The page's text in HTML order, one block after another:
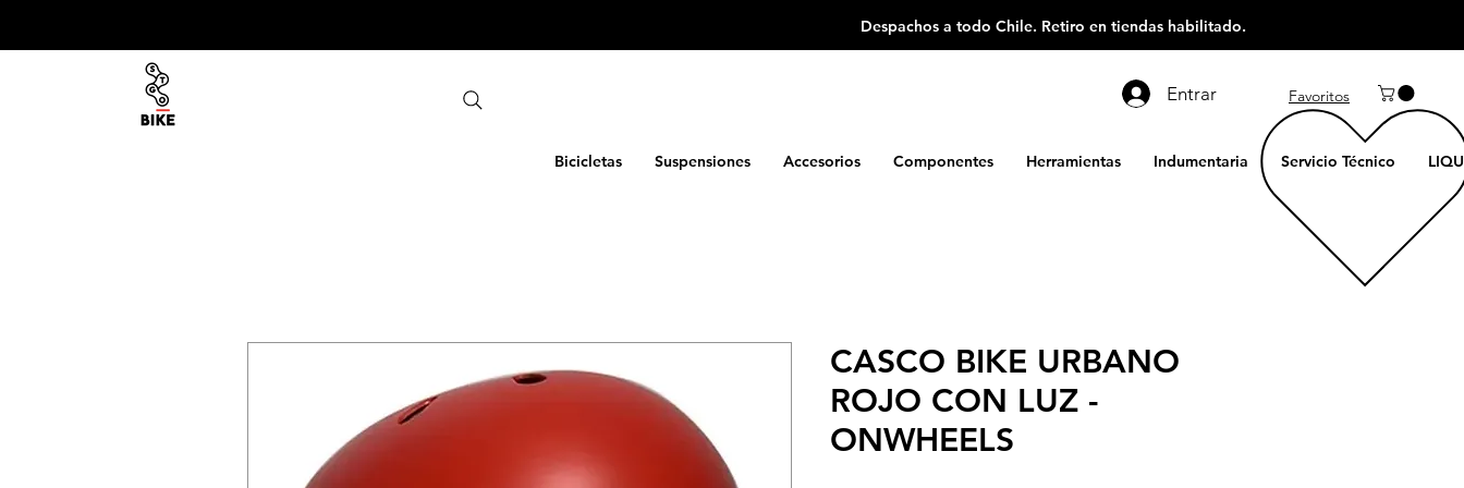
Despachos a todo Chile. Retiro en tiendas habilitado.
Entrar Favoritos
Bicicletas Suspensiones Accesorios Componentes Herramientas Indumentaria Servicio Técnico
CASCO BIKE URBANO
ROJO CON LUZ -
ONWHEELS